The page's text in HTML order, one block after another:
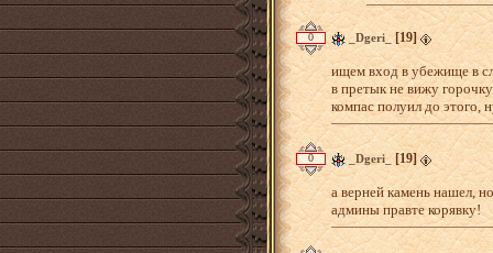
Загрузка...
0 _Dgeri_ [19]
ищем вход в убежище в
в претык не вижу
компас полуил до этого,
0 _Dgeri_ [19]
а верней камень нашел,
админы правте корявку!